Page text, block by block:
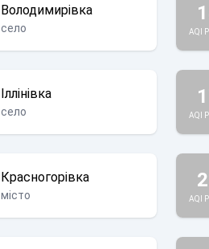
Володимирівка
село AQI
Іллінівка
село AQI
Красногорівка
місто AQI